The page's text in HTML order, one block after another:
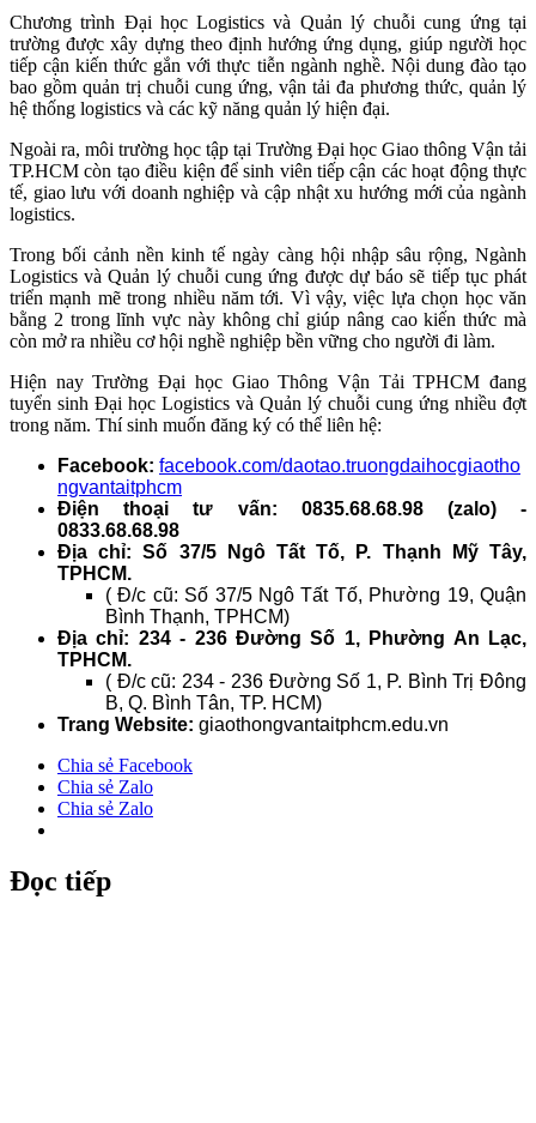
Chương trình Đại học Logistics và Quản lý chuỗi cung ứng tại
trường được xây dựng theo định hướng ứng dụng, giúp người học
tiếp cận kiến thức gắn với thực tiễn ngành nghề. Nội dung đào tạo
bao gồm quản trị chuỗi cung ứng, vận tải đa phương thức, quản lý
hệ thống logistics và các kỹ năng quản lý hiện đại.
Ngoài ra, môi trường học tập tại Trường Đại học Giao thông Vận tải
TP.HCM còn tạo điều kiện để sinh viên tiếp cận các hoạt động thực
tế, giao lưu với doanh nghiệp và cập nhật xu hướng mới của ngành
logistics.
Trong bối cảnh nền kinh tế ngày càng hội nhập sâu rộng, Ngành
Logistics và Quản lý chuỗi cung ứng được dự báo sẽ tiếp tục phát
triển mạnh mẽ trong nhiều năm tới. Vì vậy, việc lựa chọn học văn
bằng 2 trong lĩnh vực này không chỉ giúp nâng cao kiến thức mà
còn mở ra nhiều cơ hội nghề nghiệp bền vững cho người đi làm.
Hiện nay Trường Đại học Giao Thông Vận Tải TPHCM đang
tuyển sinh Đại học Logistics và Quản lý chuỗi cung ứng nhiều đợt
trong năm. Thí sinh muốn đăng ký có thể liên hệ:
Facebook: facebook.com/daotao.truongdaihocgiaotho
ngvantaitphcm
Điện thoại tư vấn: 0835.68.68.98 (zalo) -
0833.68.68.98
Địa chỉ: Số 37/5 Ngô Tất Tố, P. Thạnh Mỹ Tây,
TPHCM.
( Đ/c cũ: Số 37/5 Ngô Tất Tố, Phường 19, Quận
Bình Thạnh, TPHCM)
Địa chỉ: 234 - 236 Đường Số 1, Phường An Lạc,
TPHCM.
( Đ/c cũ: 234 - 236 Đường Số 1, P. Bình Trị Đông
B, Q. Bình Tân, TP. HCM)
Trang Website: giaothongvantaitphcm.edu.vn
Chia sẻ Facebook
Chia sẻ Zalo
Chia sẻ Zalo
Đọc tiếp